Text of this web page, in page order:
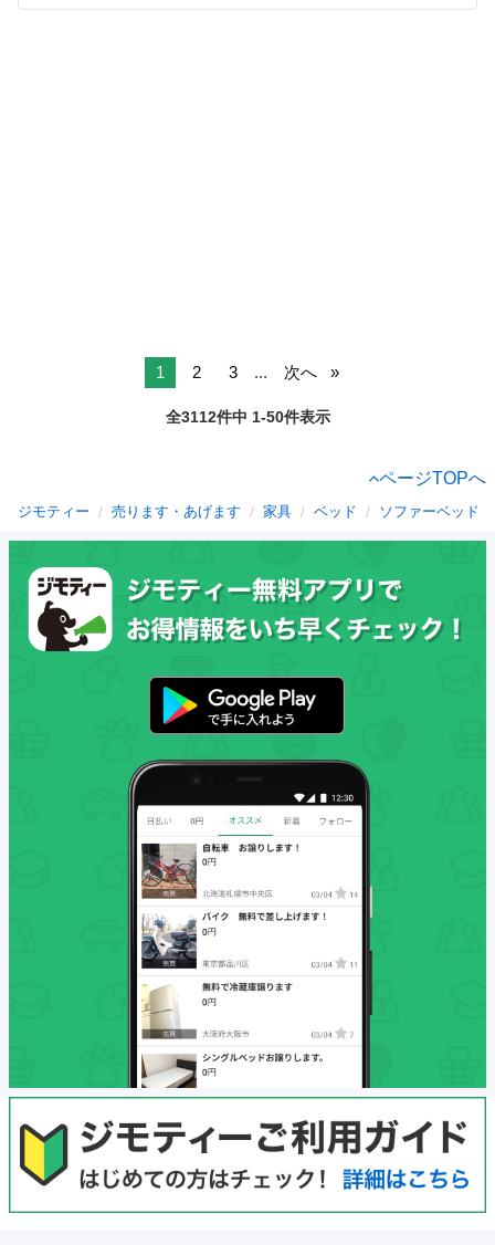
1 2 3 ... 次へ
全3112件中 1-50件表示
ページTOPへ
ジモティー 売ります・あげます 家具 ベッド ソファーベッド